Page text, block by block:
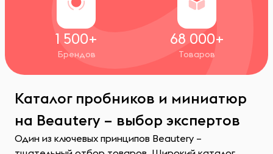
1 500+
Брендов
68 000+
Товаров
Каталог пробников и миниатюр
на Beautery – выбор экспертов
Один из ключевых принципов Beautery –